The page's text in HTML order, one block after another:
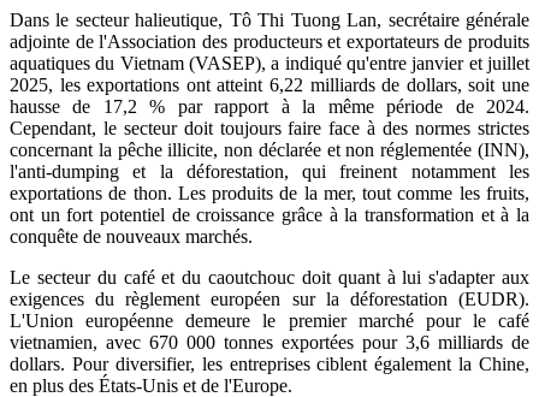
Dans le secteur halieutique, Tô Thi Tuong Lan, secrétaire générale
adjointe de l'Association des producteurs et exportateurs de produits
aquatiques du Vietnam (VASEP), a indiqué qu'entre janvier et juillet
2025, les exportations ont atteint 6,22 milliards de dollars, soit une
hausse de 17,2 % par rapport à la même période de 2024.
Cependant, le secteur doit toujours faire face à des normes strictes
concernant la pêche illicite, non déclarée et non réglementée (INN),
l'anti-dumping et la déforestation, qui freinent notamment les
exportations de thon. Les produits de la mer, tout comme les fruits,
ont un fort potentiel de croissance grâce à la transformation et à la
conquête de nouveaux marchés.
Le secteur du café et du caoutchouc doit quant à lui s'adapter aux
exigences du règlement européen sur la déforestation (EUDR).
L'Union européenne demeure le premier marché pour le café
vietnamien, avec 670 000 tonnes exportées pour 3,6 milliards de
dollars. Pour diversifier, les entreprises ciblent également la Chine,
en plus des États-Unis et de l'Europe.